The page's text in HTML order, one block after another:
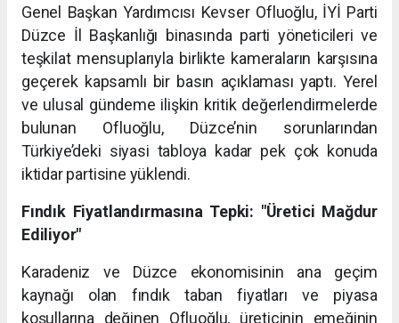
Genel Başkan Yardımcısı Kevser Ofluoğlu, İYİ Parti
Düzce İl Başkanlığı binasında parti yöneticileri ve
teşkilat mensuplarıyla birlikte kameraların karşısına
geçerek kapsamlı bir basın açıklaması yaptı. Yerel
ve ulusal gündeme ilişkin kritik değerlendirmelerde
bulunan Ofluoğlu, Düzce’nin sorunlarından
Türkiye’deki siyasi tabloya kadar pek çok konuda
iktidar partisine yüklendi.
Fındık Fiyatlandırmasına Tepki: "Üretici Mağdur
Ediliyor"
Karadeniz ve Düzce ekonomisinin ana geçim
kaynağı olan fındık taban fiyatları ve piyasa
koşullarına değinen Ofluoğlu, üreticinin emeğinin